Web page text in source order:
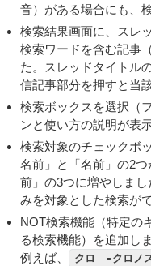
音）がある場合にも、
検索結果画面に、スレ
検索ワードを含む記事
た。スレッドタイトル
信記事部分を押すと当
検索ボックスを選択（
ンと使い方の説明が表
検索対象のチェックボ
名前」と「名前」の2
前」の3つに増やしま
みを対象とした検索が
NOT検索機能（特定の
る検索機能）を追加し
例えば、
クロ -クロノ